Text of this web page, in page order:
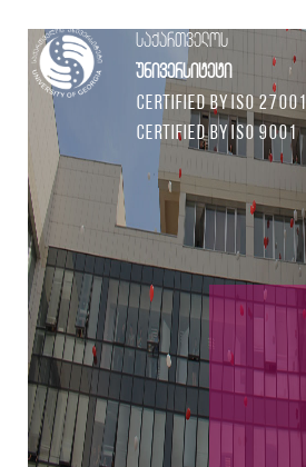
საქართველოს
უნივერსიტეტი
Certified by ISO 27001
Certified by ISO 9001